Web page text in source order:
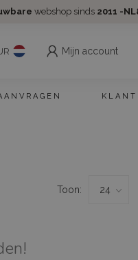
webshop sinds 2011 -
Mijn account
Toon: